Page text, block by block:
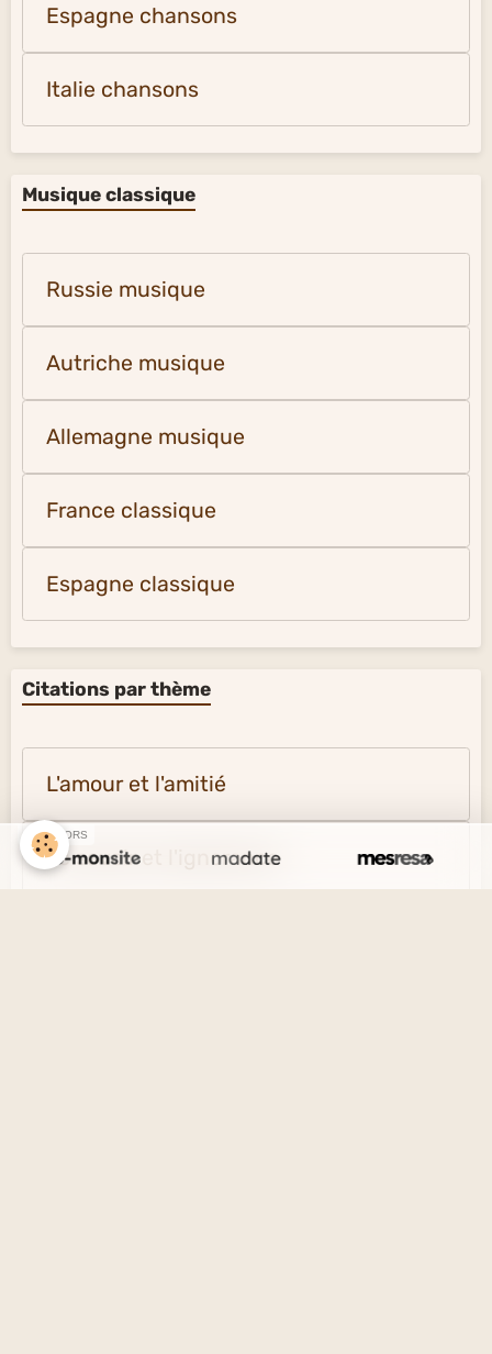
Espagne chansons
Italie chansons
Musique classique
Russie musique
Autriche musique
Allemagne musique
France classique
Espagne classique
Citations par thème
L'amour et l'amitié
Le savoir et l'ignorance
SPONSORS